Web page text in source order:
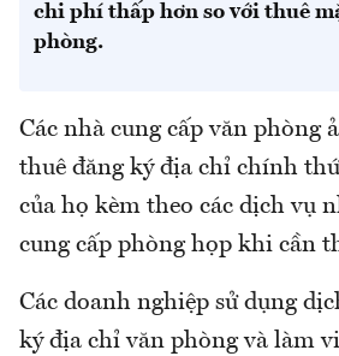
chi phí thấp hơn so với thuê
phòng.
Các nhà cung cấp văn phòng
thuê đăng ký địa chỉ chính
của họ kèm theo các dịch vụ
cung cấp phòng họp khi cần
Các doanh nghiệp sử dụng
ký địa chỉ văn phòng và làm